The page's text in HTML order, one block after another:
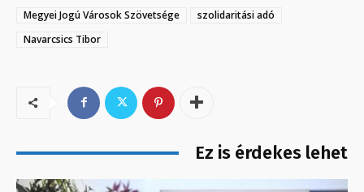
Megyei Jogú Városok Szövetsége
szolidaritási adó
Navarcsics Tibor
Ez is érdekes lehet